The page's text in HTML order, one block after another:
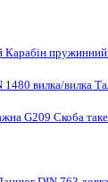
Карабін
1480 вилка/вилка
G209 Скоба